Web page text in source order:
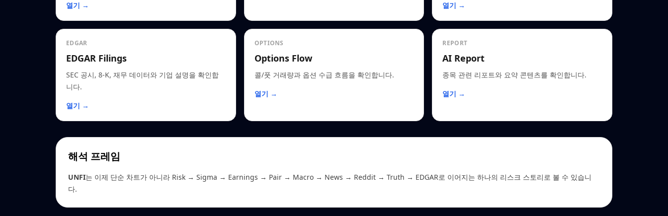
열기 →
열기 →
EDGAR
EDGAR Filings
SEC 공시, 8-K, 재무 데이터와 기업 설명을 확인합
니다.
열기 →
OPTIONS
Options Flow
콜/풋 거래량과 옵션 수급 흐름을 확인합니다.
열기 →
REPORT
AI Report
종목 관련 리포트와 요약 콘텐츠를 확인합니다.
열기 →
해석 프레임
UNFI는 이제 단순 차트가 아니라 Risk → Sigma → Earnings → Pair → Macro → News → Reddit → Truth → EDGAR로 이어지는 하나의 리스크 스토리로 볼 수 있습니
다.